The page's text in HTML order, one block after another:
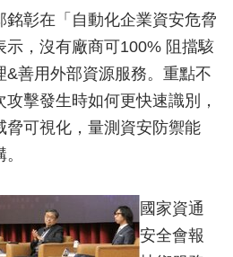
銘彰在「自動化企業資安危脅
示，沒有廠商可100% 阻擋駭
&善用外部資源服務。重點不
擊發生時如何更快速識別，
脅可視化，量測資安防禦能
國家資通
安全會報